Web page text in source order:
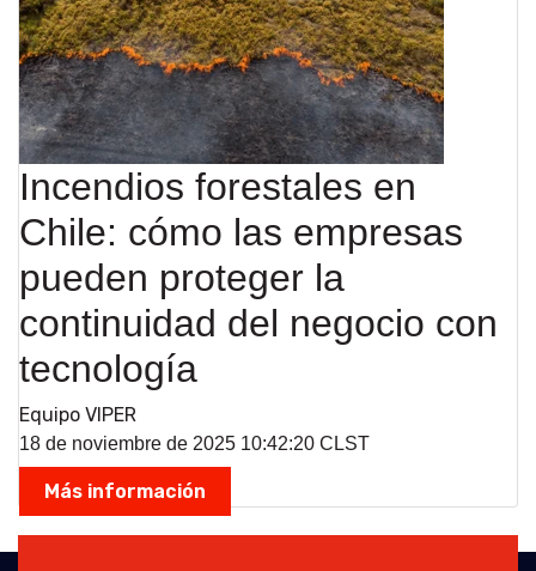
Incendios forestales en
Chile: cómo las empresas
pueden proteger la
continuidad del negocio con
tecnología
Equipo VIPER
18 de noviembre de 2025 10:42:20 CLST
Más información